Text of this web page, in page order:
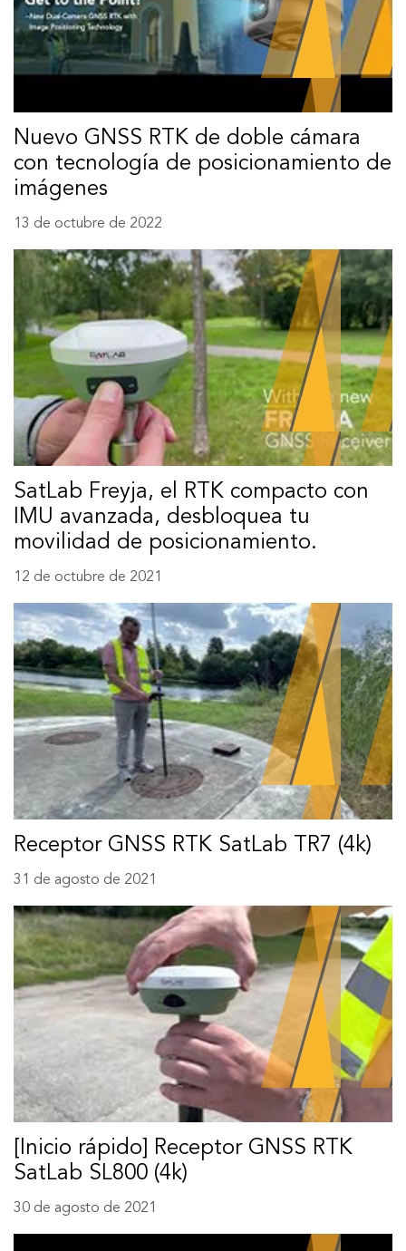
Nuevo GNSS RTK de doble cámara
con tecnología de posicionamiento de
imágenes
13 de octubre de 2022
SatLab Freyja, el RTK compacto con
IMU avanzada, desbloquea tu
movilidad de posicionamiento.
12 de octubre de 2021
Receptor GNSS RTK SatLab TR7 (4k)
31 de agosto de 2021
[Inicio rápido] Receptor GNSS RTK
SatLab SL800 (4k)
30 de agosto de 2021